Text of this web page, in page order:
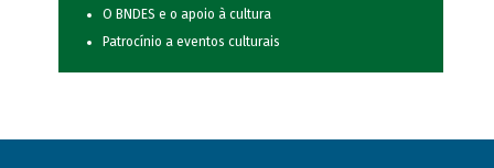
O BNDES e o apoio à cultura
Patrocínio a eventos culturais